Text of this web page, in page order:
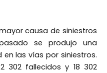
causa de siniestros
se produjo una
las vías por siniestros.
302 fallecidos y 18 302